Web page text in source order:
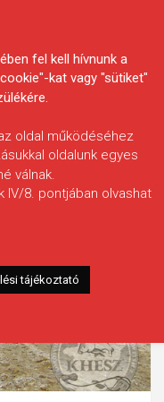
fel kell hívnunk a
kat vagy "sütiket"
oldal működéséhez
oldalunk egyes
válnak.
IV/8. pontjában olvashat
tájékoztató